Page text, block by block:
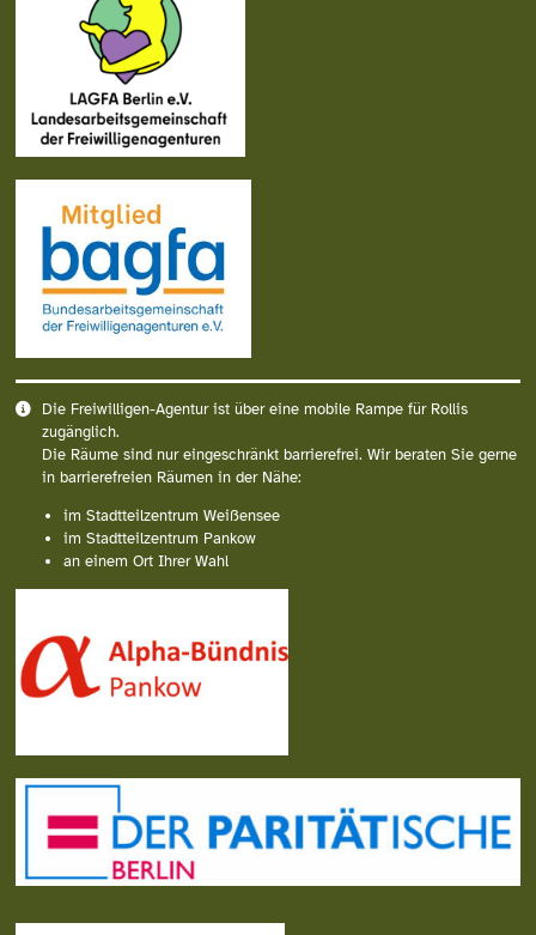
Die Freiwilligen-Agentur ist über eine mobile Rampe für Rollis
zugänglich.
Die Räume sind nur eingeschränkt barrierefrei. Wir beraten Sie gerne
in barrierefreien Räumen in der Nähe:
im Stadtteilzentrum Weißensee
im Stadtteilzentrum Pankow
an einem Ort Ihrer Wahl